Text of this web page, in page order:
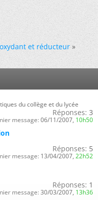
oxydant et réducteur »
du collège et du lycée
Réponses: 3
message: 06/11/2007, 10h50
Réponses: 5
message: 13/04/2007, 22h52
Réponses: 1
message: 30/03/2007, 13h36